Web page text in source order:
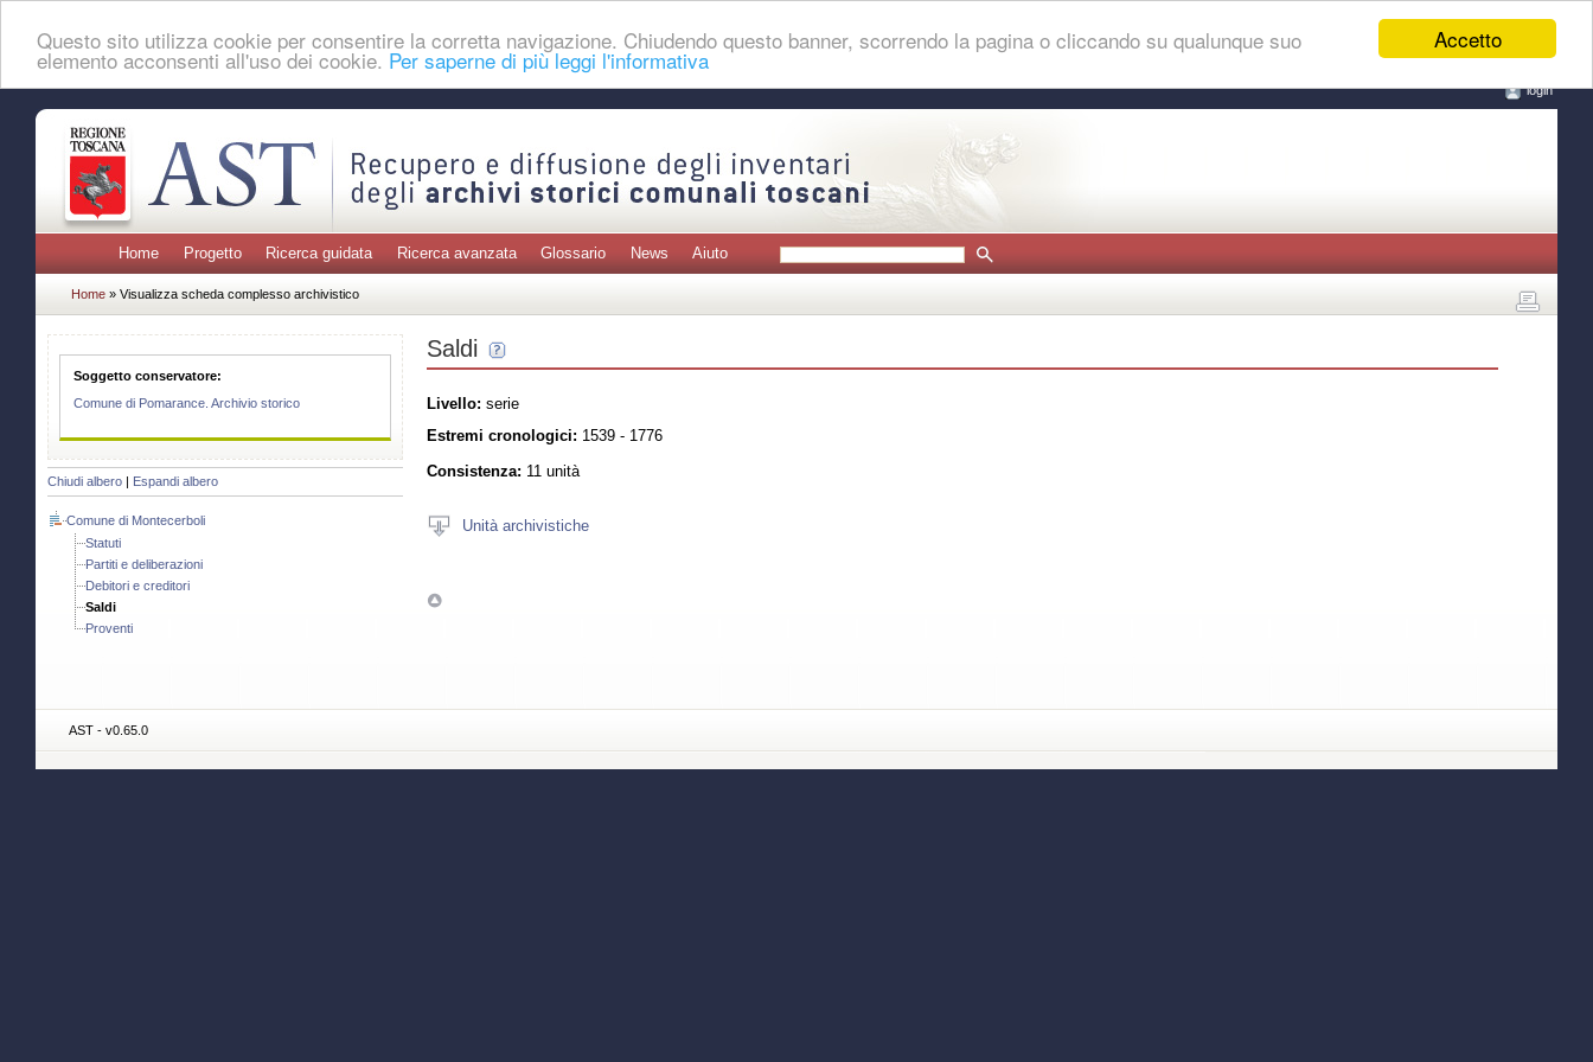
Accetto
Questo sito utilizza cookie per consentire la corretta navigazione. Chiudendo questo banner, scorrendo la pagina o cliccando su qualunque suo
elemento acconsenti all'uso dei cookie. Per saperne di più leggi l'informativa
login
Home Progetto Ricerca guidata Ricerca avanzata Glossario News Aiuto
Home » Visualizza scheda complesso archivistico
Soggetto conservatore:
Comune di Pomarance. Archivio storico
Chiudi albero Espandi albero
Comune di Montecerboli
Statuti
Partiti e deliberazioni
Debitori e creditori
Saldi
Proventi
Saldi
Livello: serie
Estremi cronologici: 1539 - 1776
Consistenza: 11 unità
Unità archivistiche
AST - v0.65.0